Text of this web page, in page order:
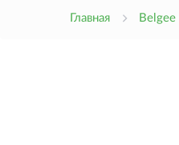
Главная Belgee